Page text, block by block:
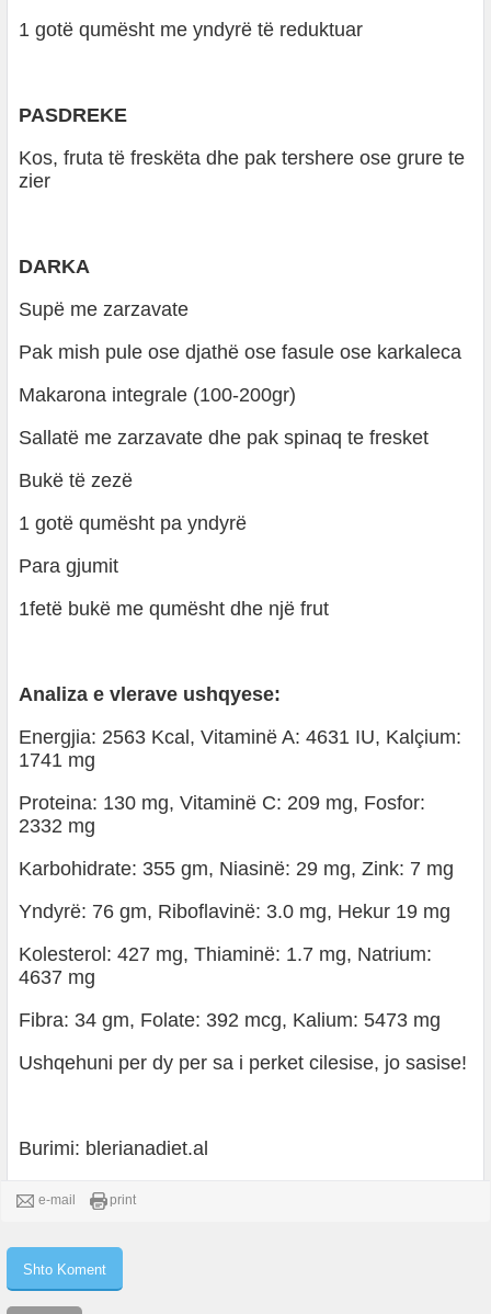
1 gotë qumësht me yndyrë të reduktuar
PASDREKE
Kos, fruta të freskëta dhe pak tershere ose grure te
zier
DARKA
Supë me zarzavate
Pak mish pule ose djathë ose fasule ose karkaleca
Makarona integrale (100-200gr)
Sallatë me zarzavate dhe pak spinaq te fresket
Bukë të zezë
1 gotë qumësht pa yndyrë
Para gjumit
1fetë bukë me qumësht dhe një frut
Analiza e vlerave ushqyese:
Energjia: 2563 Kcal, Vitaminë A: 4631 IU, Kalçium:
1741 mg
Proteina: 130 mg, Vitaminë C: 209 mg, Fosfor:
2332 mg
Karbohidrate: 355 gm, Niasinë: 29 mg, Zink: 7 mg
Yndyrë: 76 gm, Riboflavinë: 3.0 mg, Hekur 19 mg
Kolesterol: 427 mg, Thiaminë: 1.7 mg, Natrium:
4637 mg
Fibra: 34 gm, Folate: 392 mcg, Kalium: 5473 mg
Ushqehuni per dy per sa i perket cilesise, jo sasise!
Burimi: blerianadiet.al
e-mail print